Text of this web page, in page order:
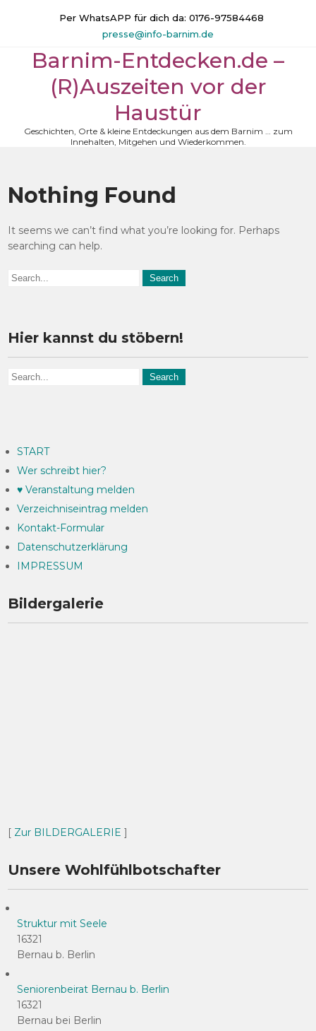
Per WhatsAPP für dich da: 0176-97584468
presse@info-barnim.de
Barnim-Entdecken.de –
(R)Auszeiten vor der
Haustür
Geschichten, Orte & kleine Entdeckungen aus dem Barnim … zum
Innehalten, Mitgehen und Wiederkommen.
Nothing Found
It seems we can’t find what you’re looking for. Perhaps
searching can help.
Hier kannst du stöbern!
START
Wer schreibt hier?
♥ Veranstaltung melden
Verzeichniseintrag melden
Kontakt-Formular
Datenschutzerklärung
IMPRESSUM
Bildergalerie
[ Zur BILDERGALERIE ]
Unsere Wohlfühlbotschafter
Struktur mit Seele
16321
Bernau b. Berlin
Seniorenbeirat Bernau b. Berlin
16321
Bernau bei Berlin